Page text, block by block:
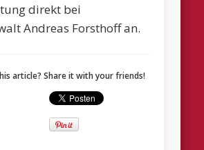
direkt bei
Andreas Forsthoff an.
article? Share it with your friends!